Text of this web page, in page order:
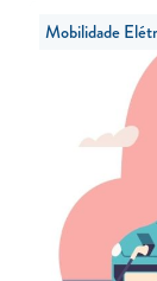
Mobilidade